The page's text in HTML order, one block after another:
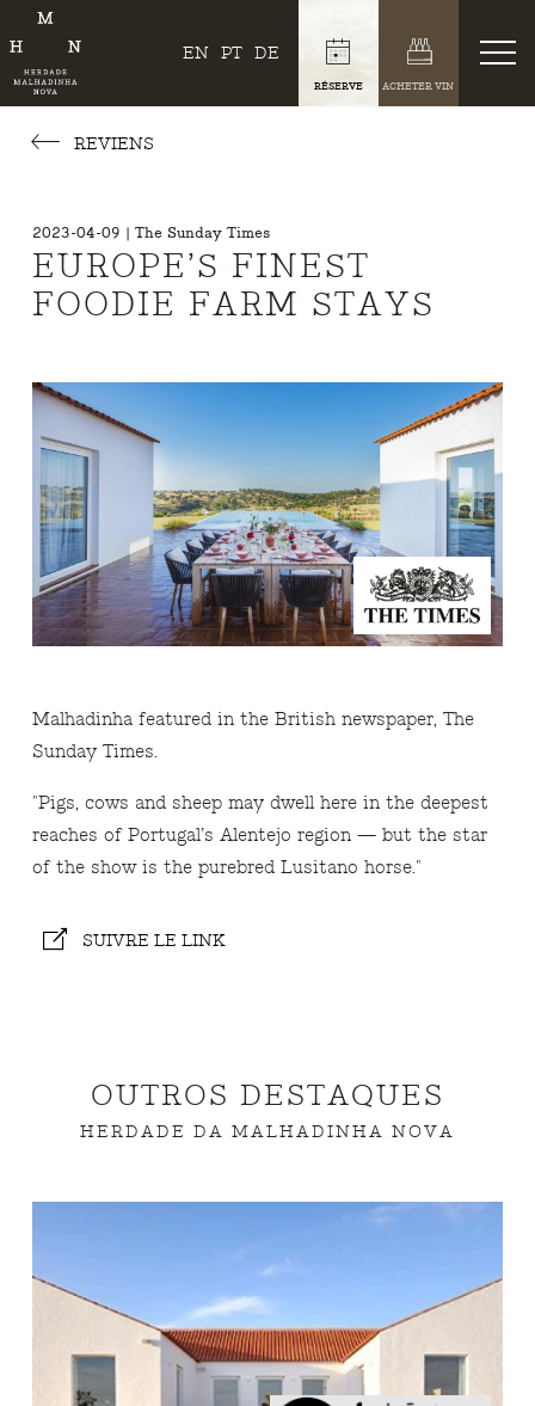
EN PT DE
RÉSERVE ACHETER VIN
REVIENS
2023-04-09 | The Sunday Times
EUROPE’S FINEST
FOODIE FARM STAYS
Malhadinha featured in the British newspaper, The
Sunday Times.
"Pigs, cows and sheep may dwell here in the deepest
reaches of Portugal’s Alentejo region — but the star
of the show is the purebred Lusitano horse."
SUIVRE LE LINK
OUTROS DESTAQUES
HERDADE DA MALHADINHA NOVA